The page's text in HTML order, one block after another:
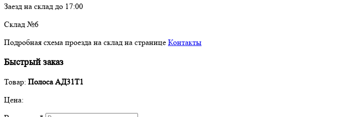
Заезд на склад до 17:00
Склад №6
Подробная схема проезда на склад на странице Контакты
Быстрый заказ
Товар: Полоса АД31Т1
Цена: